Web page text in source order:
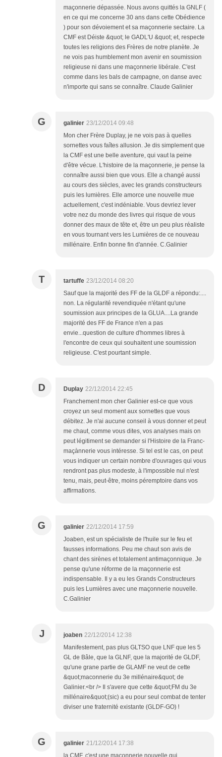
maçonnerie dépassée. Nous avons quittés la GNLF (
en ce qui me concerne 30 ans dans cette Obédience
) pour son dévoiement et sa maçonnerie sectaire. La
CMF est Déiste &quot; le GADL'U &quot; et, respecte
toutes les religions des Frères de notre planète. Je
ne vois pas humblement mon avenir en soumission
religieuse ni dans une maçonnerie libérale. C'est
comme dans les bals de campagne, on danse avec
n'importe qui sans se connaître. Claude Galinier
G galinier 23/12/2014 09:48
Mon cher Frère Duplay, je ne vois pas à quelles
sornettes vous faîtes allusion. Je dis simplement que
la CMF est une belle aventure, qui vaut la peine
d'être vécue. L'histoire de la maçonnerie, je pense la
connaître aussi bien que vous. Elle a changé aussi
au cours des siècles, avec les grands constructeurs
puis les lumières. Elle amorce une nouvelle mue
actuellement, c'est indéniable. Vous devriez lever
votre nez du monde des livres qui risque de vous
donner des maux de tête et, être un peu plus réaliste
en vous tournant vers les Lumières de ce nouveau
millénaire. Enfin bonne fin d'année. C.Galinier
T tartuffe 23/12/2014 08:20
Sauf que la majorité des FF de la GLDF a répondu:....
non. La régularité revendiquée n'étant qu'une
soumission aux principes de la GLUA....La grande
majorité des FF de France n'en a pas
envie...question de culture d'hommes libres à
l'encontre de ceux qui souhaitent une soumission
religieuse. C'est pourtant simple.
D Duplay 22/12/2014 22:45
Franchement mon cher Galinier est-ce que vous
croyez un seul moment aux sornettes que vous
débitez. Je n'ai aucune conseil à vous donner et peut
me chaut, comme vous dites, vos analyses mais on
peut légitiment se demander si l'Histoire de la Franc-
maçànnerie vous intéresse. Si tel est le cas, on peut
vous indiquer un certain nombre d'ouvrages qui vous
rendront pas plus modeste, à l'impossible nul n'est
tenu, mais, peut-être, moins péremptoire dans vos
affirmations.
G galinier 22/12/2014 17:59
Joaben, est un spécialiste de l'huile sur le feu et
fausses informations. Peu me chaut son avis de
chant des sirènes et totalement antimaçonnique. Je
pense qu'une réforme de la maçonnerie est
indispensable. Il y a eu les Grands Constructeurs
puis les Lumières avec une maçonnerie nouvelle.
C.Galinier
J joaben 22/12/2014 12:38
Manifestement, pas plus GLTSO que LNF que les 5
GL de Bâle, que la GLNF, que la majorité de GLDF,
qu'une grane partie de GLAMF ne veut de cette
&quot;maconnerie du 3e millénaire&quot; de
Galinier.<br /> Il s'avere que cette &quot;FM du 3e
millénaire&quot;(sic) a eu pour seul combat de tenter
diviser une fraternité existante (GLDF-GO) !
G galinier 21/12/2014 17:38
la CMF, c'est une maçonnerie nouvelle qui